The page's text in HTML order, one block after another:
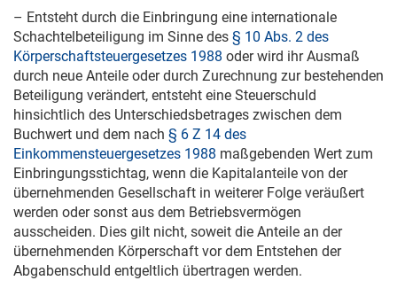
– Entsteht durch die Einbringung eine internationale
Schachtelbeteiligung im Sinne des § 10 Abs. 2 des
Körperschaftsteuergesetzes 1988 oder wird ihr Ausmaß
durch neue Anteile oder durch Zurechnung zur bestehenden
Beteiligung verändert, entsteht eine Steuerschuld
hinsichtlich des Unterschiedsbetrages zwischen dem
Buchwert und dem nach § 6 Z 14 des
Einkommensteuergesetzes 1988 maßgebenden Wert zum
Einbringungsstichtag, wenn die Kapitalanteile von der
übernehmenden Gesellschaft in weiterer Folge veräußert
werden oder sonst aus dem Betriebsvermögen
ausscheiden. Dies gilt nicht, soweit die Anteile an der
übernehmenden Körperschaft vor dem Entstehen der
Abgabenschuld entgeltlich übertragen werden.